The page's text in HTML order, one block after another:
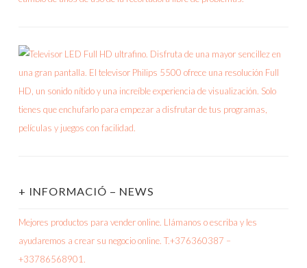
+ INFORMACIÓ – NEWS
Mejores productos para vender online. Llámanos o escriba y les
ayudaremos a crear su negocio online. T.+376360387 –
+33786568901.